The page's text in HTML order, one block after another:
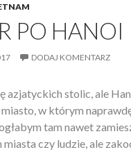
PO HANOI
DODAJ KOMENTARZ
stolic, ale
miasto, w którym
tam nawet
czy ludzie, ale